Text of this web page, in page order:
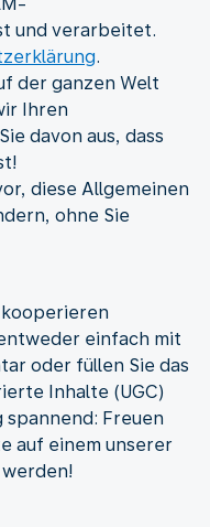
und verarbeitet.
.
der ganzen Welt
Ihren
davon aus, dass
diese Allgemeinen
ohne Sie
kooperieren
einfach mit
oder füllen Sie das
Inhalte (UGC)
spannend: Freuen
auf einem unserer